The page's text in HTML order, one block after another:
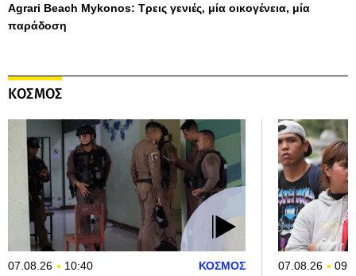
Agrari Beach Mykonos: Τρεις γενιές, μία οικογένεια, μία
παράδοση
ΚΟΣΜΟΣ
07.08.26 10:40 ΚΟΣΜΟΣ 07.08.26